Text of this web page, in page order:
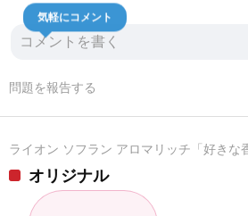
気軽にコメント
問題を報告する
ライオン ソフラン アロマリッチ「好きな
オリジナル